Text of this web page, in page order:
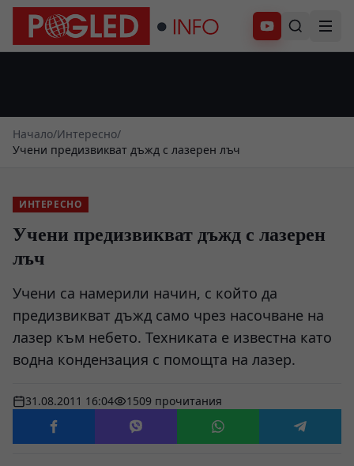
Абонирай се
Начало/Интересно/
Учени предизвикват дъжд с лазерен лъч
ИНТЕРЕСНО
Учени предизвикват дъжд с лазерен
лъч
Учени са намерили начин, с който да
предизвикват дъжд само чрез насочване на
лазер към небето. Техниката е известна като
водна кондензация с помощта на лазер.
31.08.2011 16:04 1509 прочитания